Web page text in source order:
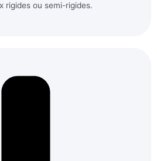
rigides ou semi-rigides.